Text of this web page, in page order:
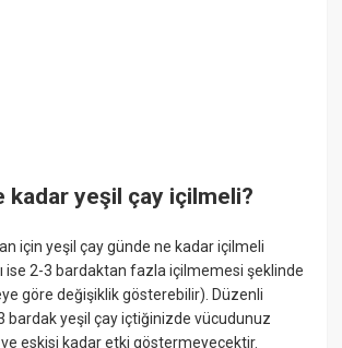
kadar yeşil çay içilmeli?
için yeşil çay günde ne kadar içilmeli
ise 2-3 bardaktan fazla içilmemesi şeklinde
göre değişiklik gösterebilir). Düzenli
bardak yeşil çay içtiğinizde vücudunuz
ve eskisi kadar etki göstermeyecektir.